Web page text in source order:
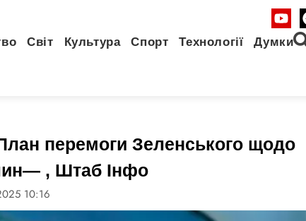
Світ Культура Спорт Технології Думки
перемоги Зеленського щодо
, Штаб Інфо
10:16